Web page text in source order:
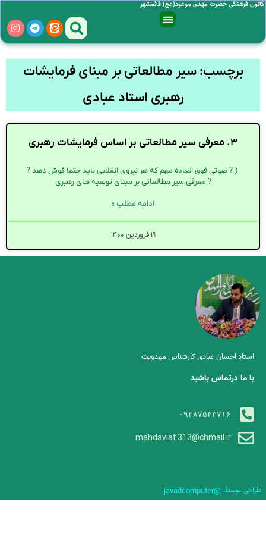
کانون فرهنگی حضرت مهدی موعود(عج) قائمشهر
برچسب: سیر مطالعاتی بر مبنای فرمایشات
رهبری استاد عبادی
۳. معرفی سیر مطالعاتی بر اساس فرمایشات رهبری
‍ ( ? صوتی فوق العاده مهم که هر نیروی انقلابی باید حتما گوش دهد ?
? معرفی سیر مطالعاتی بر مبنای توصیه های رهبری
ادامه مطلب »
۱۹ فروردین ۱۴۰۰
استاد احسان عبادی کارشناس مهدویت
با ما درتماس باشید
۰۹۳۸۷۵۴۳۷۱۶
mahdaviat.313@chmail.ir
طراحی توسط: @javadcomputer